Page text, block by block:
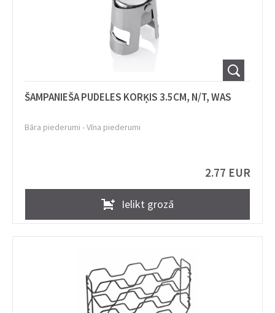
ŠAMPANIEŠA PUDELES KORĶIS 3.5CM, N/T, WAS
Bāra piederumi -Vīna piederumi
2.77 EUR
Ielikt grozā